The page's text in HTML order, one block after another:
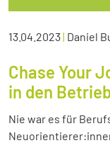
13.04.2023| Daniel
Chase Your
in den
Nie war es für